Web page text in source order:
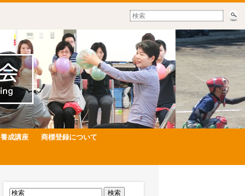
養成講座 商標登録について
検索